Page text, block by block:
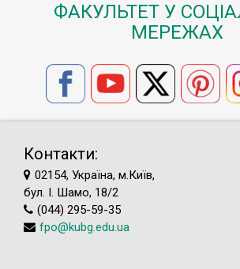
ФАКУЛЬТЕТ У
МЕРЕЖАХ
Контакти:
02154, Україна, м.Київ,
бул. І. Шамо, 18/2
(044) 295-59-35
fpo@kubg.edu.ua